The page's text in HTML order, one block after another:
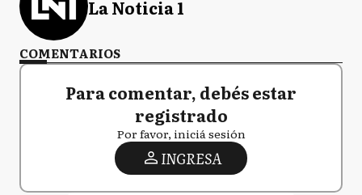
La Noticia 1
COMENTARIOS
Para comentar, debés estar
registrado
Por favor, iniciá sesión
INGRESA